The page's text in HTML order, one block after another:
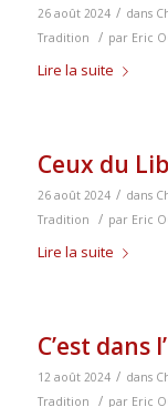
26 août 2024 / dans
Tradition
/ par Eric
Lire la suite
Ceux du
26 août 2024 / dans
Tradition
/ par Eric
Lire la suite
C’est dans
12 août 2024 / dans
Tradition
/ par Eric